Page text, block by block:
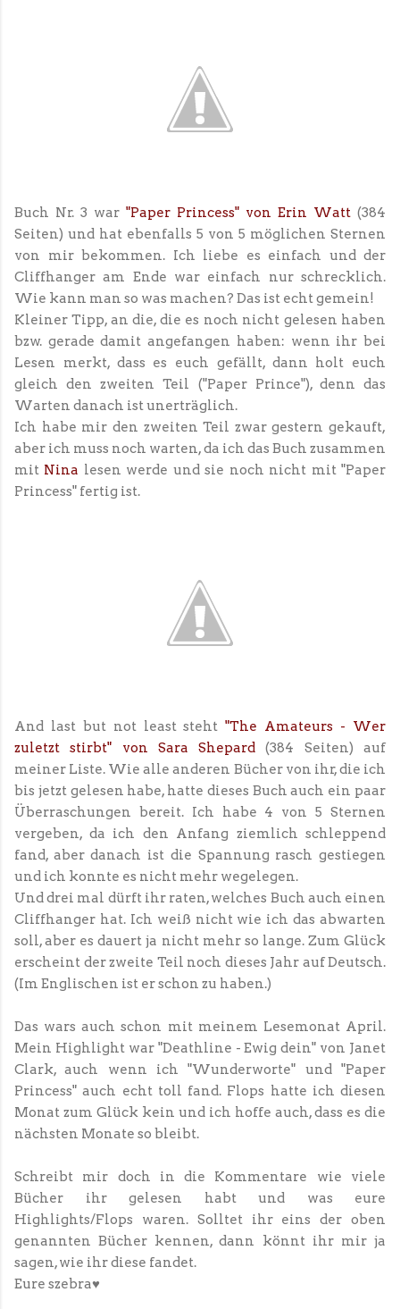
Buch Nr. 3 war "Paper Princess" von Erin Watt (384
Seiten) und hat ebenfalls 5 von 5 möglichen Sternen
von mir bekommen. Ich liebe es einfach und der
Cliffhanger am Ende war einfach nur schrecklich.
Wie kann man so was machen? Das ist echt gemein!
Kleiner Tipp, an die, die es noch nicht gelesen haben
bzw. gerade damit angefangen haben: wenn ihr bei
Lesen merkt, dass es euch gefällt, dann holt euch
gleich den zweiten Teil ("Paper Prince"), denn das
Warten danach ist unerträglich.
Ich habe mir den zweiten Teil zwar gestern gekauft,
aber ich muss noch warten, da ich das Buch zusammen
mit Nina lesen werde und sie noch nicht mit "Paper
Princess" fertig ist.
And last but not least steht"The Amateurs - Wer
zuletzt stirbt" von Sara Shepard (384 Seiten) auf
meiner Liste. Wie alle anderen Bücher von ihr, die ich
bis jetzt gelesen habe, hatte dieses Buch auch ein paar
Überraschungen bereit. Ich habe 4 von 5 Sternen
vergeben, da ich den Anfang ziemlich schleppend
fand, aber danach ist die Spannung rasch gestiegen
und ich konnte es nicht mehr wegelegen.
Und drei mal dürft ihr raten, welches Buch auch einen
Cliffhanger hat. Ich weiß nicht wie ich das abwarten
soll, aber es dauert ja nicht mehr so lange. Zum Glück
erscheint der zweite Teil noch dieses Jahr auf Deutsch.
(Im Englischen ist er schon zu haben.)
Das wars auch schon mit meinem Lesemonat April.
Mein Highlight war "Deathline - Ewig dein" von Janet
Clark, auch wenn ich "Wunderworte" und "Paper
Princess" auch echt toll fand. Flops hatte ich diesen
Monat zum Glück kein und ich hoffe auch, dass es die
nächsten Monate so bleibt.
Schreibt mir doch in die Kommentare wie viele
Bücher ihr gelesen habt und was eure
Highlights/Flops waren. Solltet ihr eins der oben
genannten Bücher kennen, dann könnt ihr mir ja
sagen, wie ihr diese fandet.
Eure szebra♥